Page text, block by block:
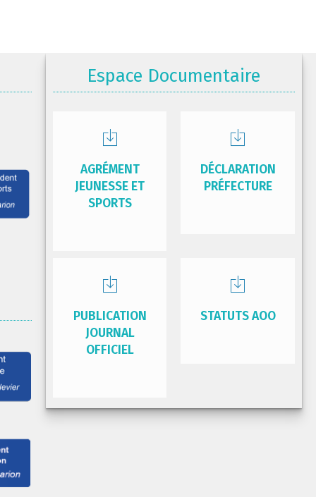
Espace Documentaire
AGRÉMENT
JEUNESSE ET
SPORTS
DÉCLARATION
PRÉFECTURE
PUBLICATION
JOURNAL
OFFICIEL
STATUTS AOO